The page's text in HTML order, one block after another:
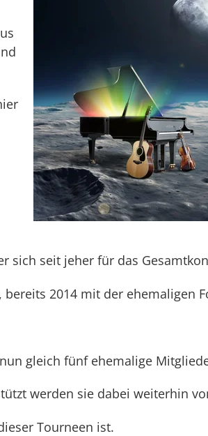
sich seit jeher für das
2014 mit der ehemaligen
gleich fünf ehemalige
werden sie dabei weiterhin
Tourneen ist.